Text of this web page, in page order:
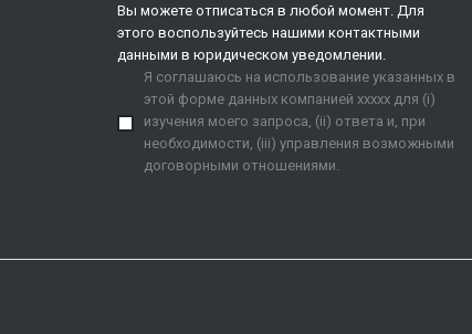
Вы можете отписаться в любой момент. Для
этого воспользуйтесь нашими контактными
данными в юридическом уведомлении.
Я соглашаюсь на использование указанных в
этой форме данных компанией xxxxx для (i)
изучения моего запроса, (ii) ответа и, при
необходимости, (iii) управления возможными
договорными отношениями.